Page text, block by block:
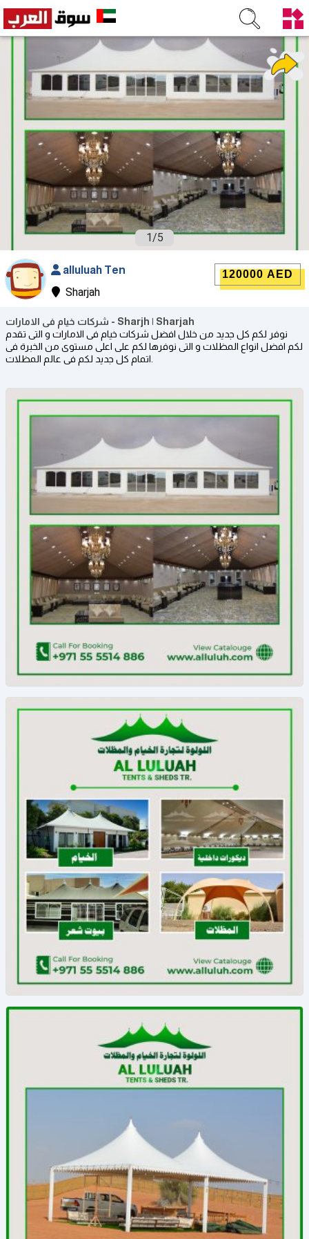
1/5
alluluah Ten
Sharjah
120000 AED
شركات خيام فى الامارات - Sharjh | Sharjah
نوفر لكم كل جديد من خلال افضل شركات خيام فى الامارات و التى تقدم
لكم افضل انواع المظلات و التى نوفرها لكم على اعلى مستوى من الخبرة فى